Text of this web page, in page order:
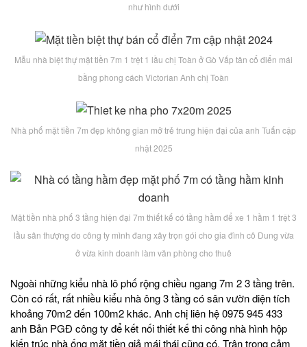
như hình dưới
Mẫu nhà biệt thự mặt tiền 7m 1 trệt 1 lầu chị Toàn ở Gò Vấp tân cổ điển mái
bằng phong cách Victorian Anh chị Toàn
Nhà phố mặt tiền 7m đẹp không gian mở trẻ trung hiện đại của anh Tuấn cập
nhật 2025
Mặt tiền nhà phố 3 tầng hiện đại 7m thiết kế có tầng hầm để xe 1 hầm 1 trệt 3
lầu sân thượng do công ty mình đang xây trọn gói cho gia đình cô Dung vừa
ở vừa kinh doanh làm văn phòng cho thuê
Ngoài những kiểu nhà lô phố rộng chiều ngang 7m 2 3 tầng trên.
Còn có rất, rất nhiều kiểu nhà ông 3 tầng có sân vườn diện tích
khoảng 70m2 đến 100m2 khác. Anh chị liên hệ 0975 945 433
anh Bản PGĐ công ty để kết nối thiết kế thi công nhà hình hộp
kiến trúc nhà ống mặt tiền giả mái thái cũng có. Trân trọng cảm